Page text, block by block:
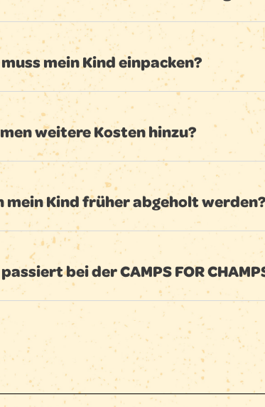
mein Kind einpacken?
weitere Kosten hinzu?
mein Kind früher abgeholt werden?
bei der CAMPS FOR